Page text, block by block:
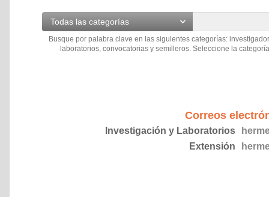
Todas las categorías
Busque por palabra clave en las siguientes categorías:
laboratorios, convocatorias y semilleros. Seleccione la
Correos
Investigación y Laboratorios
Extensión